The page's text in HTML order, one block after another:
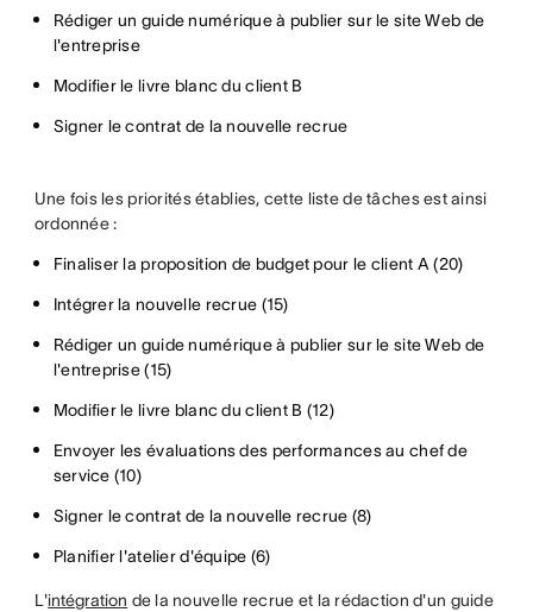
Rédiger un guide numérique à publier sur le site Web de
l'entreprise
Modifier le livre blanc du client B
Signer le contrat de la nouvelle recrue
Une fois les priorités établies, cette liste de tâches est ainsi
ordonnée :
Finaliser la proposition de budget pour le client A (20)
Intégrer la nouvelle recrue (15)
Rédiger un guide numérique à publier sur le site Web de
l'entreprise (15)
Modifier le livre blanc du client B (12)
Envoyer les évaluations des performances au chef de
service (10)
Signer le contrat de la nouvelle recrue (8)
Planifier l'atelier d'équipe (6)
L'intégration de la nouvelle recrue et la rédaction d'un guide